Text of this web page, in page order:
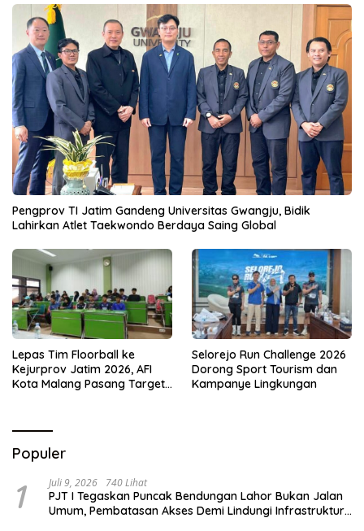
Pengprov TI Jatim Gandeng Universitas Gwangju, Bidik
Lahirkan Atlet Taekwondo Berdaya Saing Global
Lepas Tim Floorball ke
Kejurprov Jatim 2026, AFI
Kota Malang Pasang Target
Selorejo Run Challenge 2026
Dorong Sport Tourism dan
Kampanye Lingkungan
Populer
1 Juli 9, 2026 740 Lihat
PJT I Tegaskan Puncak Bendungan Lahor Bukan Jalan
Umum, Pembatasan Akses Demi Lindungi Infrastruktur